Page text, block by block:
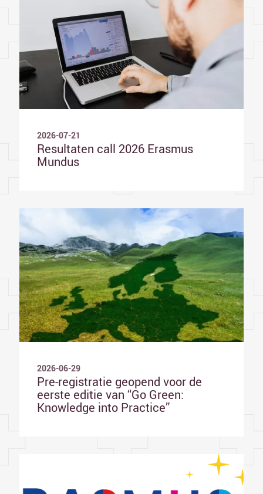
2026-07-21
Resultaten call 2026 Erasmus
Mundus
2026-06-29
Pre-registratie geopend voor de
eerste editie van “Go Green:
Knowledge into Practice”